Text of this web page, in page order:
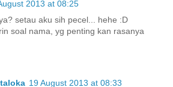
2013 at 08:25
setau aku sih pecel... hehe :D
soal nama, yg penting kan rasanya
19 August 2013 at 08:33